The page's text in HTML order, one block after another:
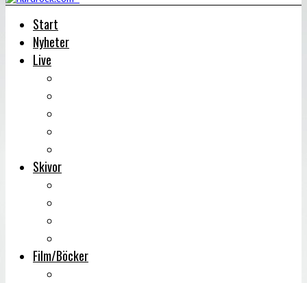
Start
Nyheter
Live
Skivor
Film/Böcker